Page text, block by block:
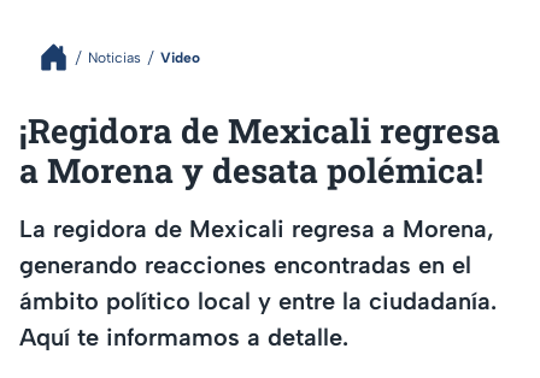
Noticias Video
¡Regidora de Mexicali regresa
a Morena y desata polémica!
La regidora de Mexicali regresa a Morena,
generando reacciones encontradas en el
ámbito político local y entre la ciudadanía.
Aquí te informamos a detalle.